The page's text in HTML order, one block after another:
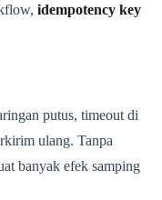
idempotency key
putus, timeout di
ulang. Tanpa
banyak efek samping